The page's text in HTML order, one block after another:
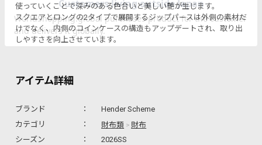
アイテム詳細
ブランド
Hender Scheme
カテゴリ
財布類 > 財布
シーズン
2026SS
使っていくことで深みのある色合いと美しい艶が生じます。
スクエアとロングの2タイプで展開するジップパースは外側の素材だ
けでなく、内側のコインケースの構造もアップデートされ、取り出
しやすさを向上させています。